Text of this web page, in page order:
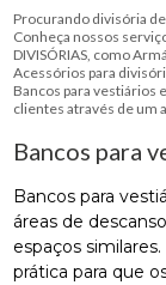
Procurando divisória
Conheça nossos
DIVISÓRIAS, como
Acessórios para
Bancos para vestiários
clientes através de um
Bancos para
Bancos para
áreas de
espaços
prática para que